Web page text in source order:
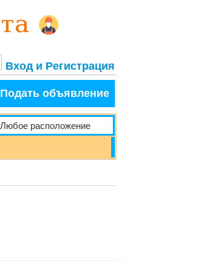
Вход и Регистрация
Подать объявление